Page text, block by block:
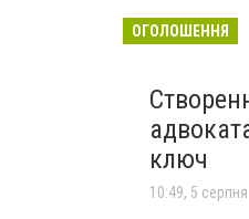
ОГОЛОШЕННЯ
ключ
10:49, 5 серпня